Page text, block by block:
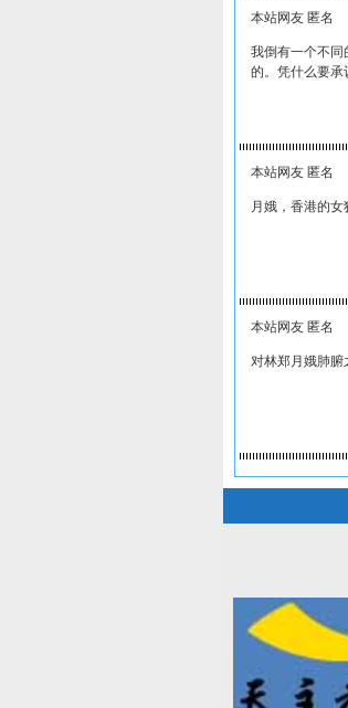
本站网友 匿名
我倒有一个不同
的。凭什么要承
本站网友 匿名
月娥，香港的女
本站网友 匿名
对林郑月娥肺腑